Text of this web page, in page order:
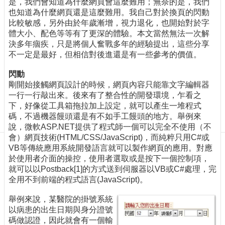
訂
閱/
取
消
網
導
覽
最
新
消
息
關
於
我
出
版
也知道為什麼網頁還是這麼難用。我自己對於換頁的閃動
比較敏感，另外由於年歲漸增，視力退化，也開始對於字
體大小、配色等等有了更深的體驗。本文當然無法一次解
決多年痼疾，只是將個人奮戰多年的經驗提出，這些分享
不一定是最好，但相信對後進還是有一些參考的價值。
閃動
剛開始接觸網頁設計的時候，網頁內容只能靠文字編輯器
一行一行敲出來。後來有了整合性的開發環境，乍看之
下，好像從工具箱拖拉加上設定，就可以產生一堆程式
碼，不過機器饅頭還是有不如手工饅頭的地方。舉例來
說，微軟ASP.NET提供了程式師一個可以完全不使用（不
會）網頁技術(HTML/CSS/JavaScript)，而純粹只用C#或
VB等傳統應用系統開發語言就可以製作網頁的應用。對應
於使用者介面的操控，使用者選取或是按下一個控制項，
就可以以Postback[1]的方式送到伺服器以VB或C#處理，完
全用不到前端的程式語言(JavaScript)。
舉例來說，某醫院的掛號系統
以病患的出生日期與身分證號
碼做認證，因此就會有一個輸